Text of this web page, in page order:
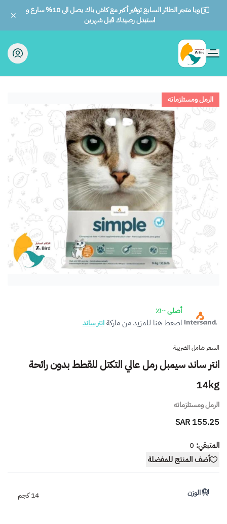
ويا متجر الطائر السابع توفير أكبر مع كاش باك يصل الى 10% سارع و
استبدل رصيدك قبل شهرين
الطائر السابع للحيوانات
الرمل ومستلزماته
أصلى ١٠٠٪
اضغط هنا للمزيد من ماركةانتر ساند
السعر شامل الضريبة
انتر ساند سيمبل رمل عالي التكتل للقطط بدون رائحة
14kg
الرمل ومستلزماته
155.25 SAR
المتبقي: 0
أضف المنتج للمفضلة
الوزن 14 كجم